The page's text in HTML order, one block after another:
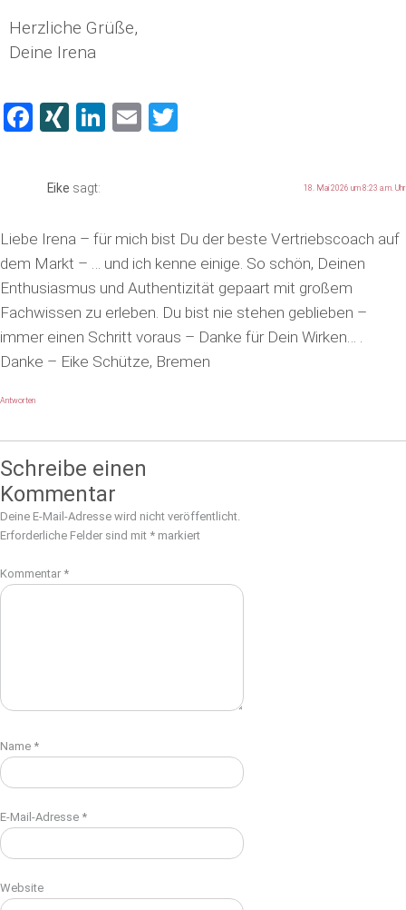
Herzliche Grüße,
Deine Irena
Facebook
XINGLinkedIn
Email
Eike sagt: 18. Mai 2026 um 8:23 a.m. Uhr
Liebe Irena – für mich bist Du der beste Vertriebscoach auf
dem Markt – … und ich kenne einige. So schön, Deinen
Enthusiasmus und Authentizität gepaart mit großem
Fachwissen zu erleben. Du bist nie stehen geblieben –
immer einen Schritt voraus – Danke für Dein Wirken… .
Danke – Eike Schütze, Bremen
Antworten
Schreibe einen
Kommentar
Deine E-Mail-Adresse wird nicht veröffentlicht.
Erforderliche Felder sind mit * markiert
Kommentar *
Name *
E-Mail-Adresse *
Website